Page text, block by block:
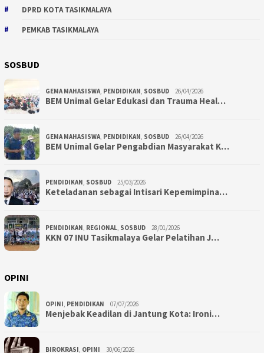
DPRD KOTA TASIKMALAYA
PEMKAB TASIKMALAYA
SOSBUD
GEMA MAHASISWA PENDIDIKAN SOSBUD 26/04/2026
BEM Unimal Gelar Edukasi dan Trauma Heal…
GEMA MAHASISWA PENDIDIKAN SOSBUD 26/04/2026
BEM Unimal Gelar Pengabdian Masyarakat K…
PENDIDIKAN SOSBUD 25/03/2026
Keteladanan sebagai Intisari Kepemimpina…
PENDIDIKAN REGIONAL SOSBUD 28/01/2026
KKN 07 INU Tasikmalaya Gelar Pelatihan J…
OPINI
OPINI PENDIDIKAN 07/07/2026
Menjebak Keadilan di Jantung Kota: Ironi…
BIROKRASI OPINI 30/06/2026